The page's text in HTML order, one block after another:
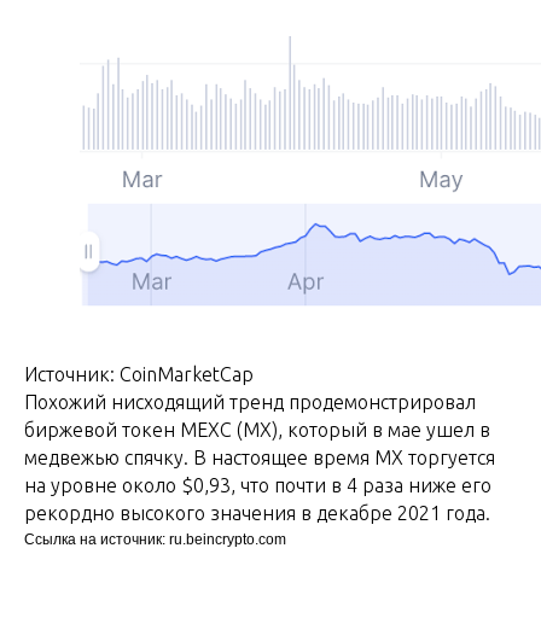
Источник: CoinMarketCap
Похожий нисходящий тренд продемонстрировал
биржевой токен MEXC (MX), который в мае ушел в
медвежью спячку. В настоящее время MX торгуется
на уровне около $0,93, что почти в 4 раза ниже его
рекордно высокого значения в декабре 2021 года.
Ссылка на источник: ru.beincrypto.com